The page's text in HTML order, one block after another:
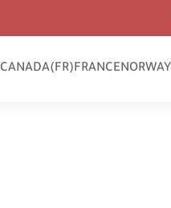
NORWAY
FRANCE
CANADA(FR)